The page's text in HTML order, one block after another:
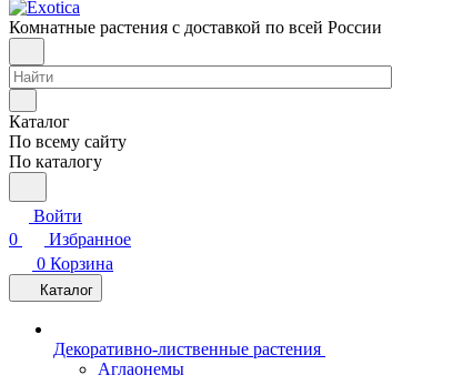
Комнатные растения с доставкой по всей России
Каталог
По всему сайту
По каталогу
Войти
0
Избранное
0 Корзина
Каталог
Декоративно-лиственные растения
Аглаонемы